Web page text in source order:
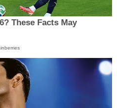
These Facts May